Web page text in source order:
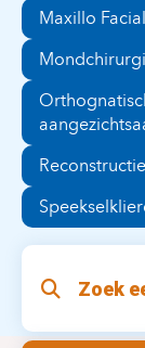
Maxillo
Zoek